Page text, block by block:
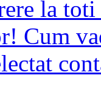
la
Cum